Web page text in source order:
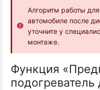
Алгоритм работы
автомобиле после
уточните у
монтаже.
Функция
подогреватель